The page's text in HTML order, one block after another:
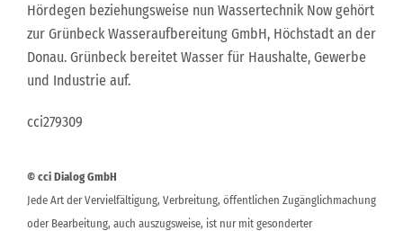
Hördegen beziehungsweise nun Wassertechnik Now gehört
zur Grünbeck Wasseraufbereitung GmbH, Höchstadt an der
Donau. Grünbeck bereitet Wasser für Haushalte, Gewerbe
und Industrie auf.
cci279309
© cci Dialog GmbH
Jede Art der Vervielfältigung, Verbreitung, öffentlichen Zugänglichmachung
oder Bearbeitung, auch auszugsweise, ist nur mit gesonderter